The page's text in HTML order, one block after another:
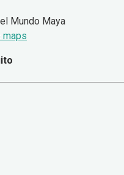
Mundo Maya
maps